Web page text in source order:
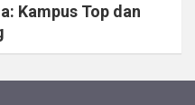
Kampus Top dan